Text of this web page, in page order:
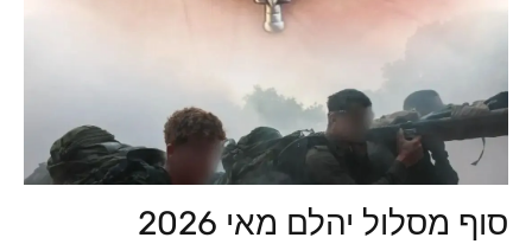
סוף מסלול יהלם מאי 2026